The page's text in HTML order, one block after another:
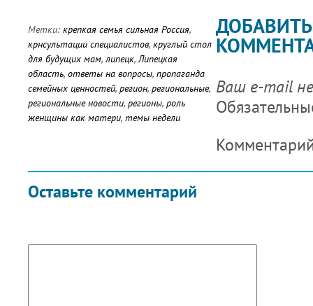
Метки: крепкая семья сильная Россия,
крнсультации специалистов, круглый стол
для будущих мам,липецк,Липецкая
область, ответы на вопросы, пропаганда
семейных ценностей, регион, региональные,
региональные новости, регионы, роль
женщины как матери, темы недели
Оставьте комментарий
ДОБАВИТЬ
Ваш e-mail